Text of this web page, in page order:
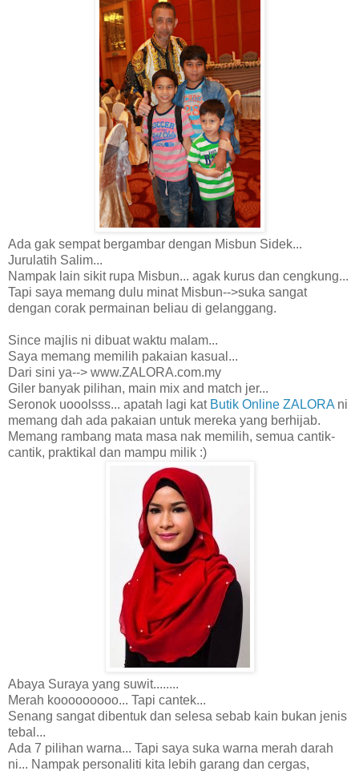
Ada gak sempat bergambar dengan Misbun Sidek...
Jurulatih Salim...
Nampak lain sikit rupa Misbun... agak kurus dan cengkung...
Tapi saya memang dulu minat Misbun-->suka sangat
dengan corak permainan beliau di gelanggang.
Since majlis ni dibuat waktu malam...
Saya memang memilih pakaian kasual...
Dari sini ya--> www.ZALORA.com.my
Giler banyak pilihan, main mix and match jer...
Seronok uooolsss... apatah lagi kat Butik Online ZALORAni
memang dah ada pakaian untuk mereka yang berhijab.
Memang rambang mata masa nak memilih, semua cantik-
cantik, praktikal dan mampu milik :)
Abaya Suraya yang suwit........
Merah kooooooooo... Tapi cantek...
Senang sangat dibentuk dan selesa sebab kain bukan jenis
tebal...
Ada 7 pilihan warna... Tapi saya suka warna merah darah
ni... Nampak personaliti kita lebih garang dan cergas,